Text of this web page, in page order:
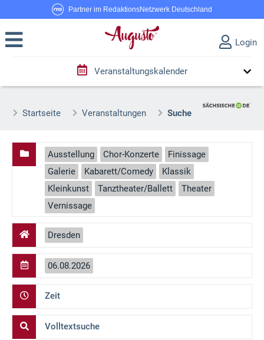
Partner im RedaktionsNetzwerk Deutschland
Login
Veranstaltungskalender
Startseite Veranstaltungen Suche
Ausstellung Chor-Konzerte
Finissage
Galerie
Kabarett/Comedy
Klassik
Kleinkunst
Tanztheater/Ballett
Theater
Vernissage
Dresden
06.08.2026
Zeit
Volltextsuche